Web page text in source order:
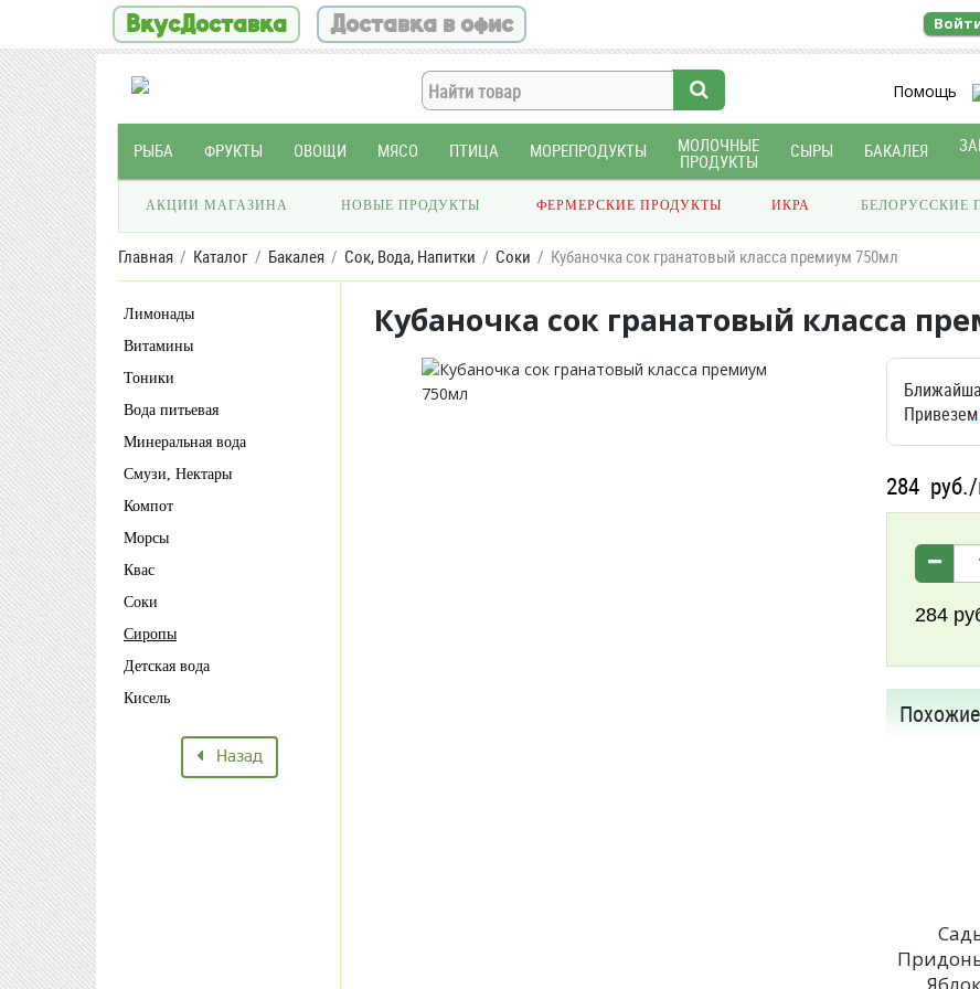
ВкусДоставка Доставка в офис
Помощь
РЫБА ФРУКТЫ ОВОЩИ МЯСО ПТИЦА МОРЕПРОДУКТЫ МОЛОЧНЫЕ
ПРОДУКТЫ
СЫРЫ БАКАЛЕЯ
АКЦИИ МАГАЗИНА НОВЫЕ ПРОДУКТЫ ФЕРМЕРСКИЕ ПРОДУКТЫ ИКРА БЕЛОРУССКИЕ
Главная Каталог Бакалея Сок, Вода, Напитки Соки Кубаночка сок гранатовый класса премиум 750мл
Лимонады
Витамины
Тоники
Вода питьевая
Минеральная вода
Смузи, Нектары
Компот
Морсы
Квас
Соки
Сиропы
Детская вода
Кисель
Назад
Кубаночка сок гранатовый класса
Привезем
284
284